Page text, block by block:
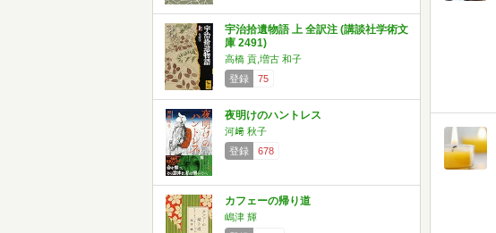
宇治拾遺物語 上 全訳注 (講談社学術文
庫 2491)
高橋 貢,増古 和子
登録
75
夜明けのハントレス
河﨑 秋子
登録
678
カフェーの帰り道
嶋津 輝